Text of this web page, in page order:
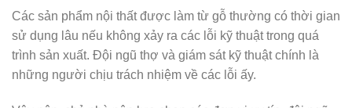
Các sản phẩm nội thất được làm từ gỗ thường có thời gian
sử dụng lâu nếu không xảy ra các lỗi kỹ thuật trong quá
trình sản xuất. Đội ngũ thợ và giám sát kỹ thuật chính là
những người chịu trách nhiệm về các lỗi ấy.